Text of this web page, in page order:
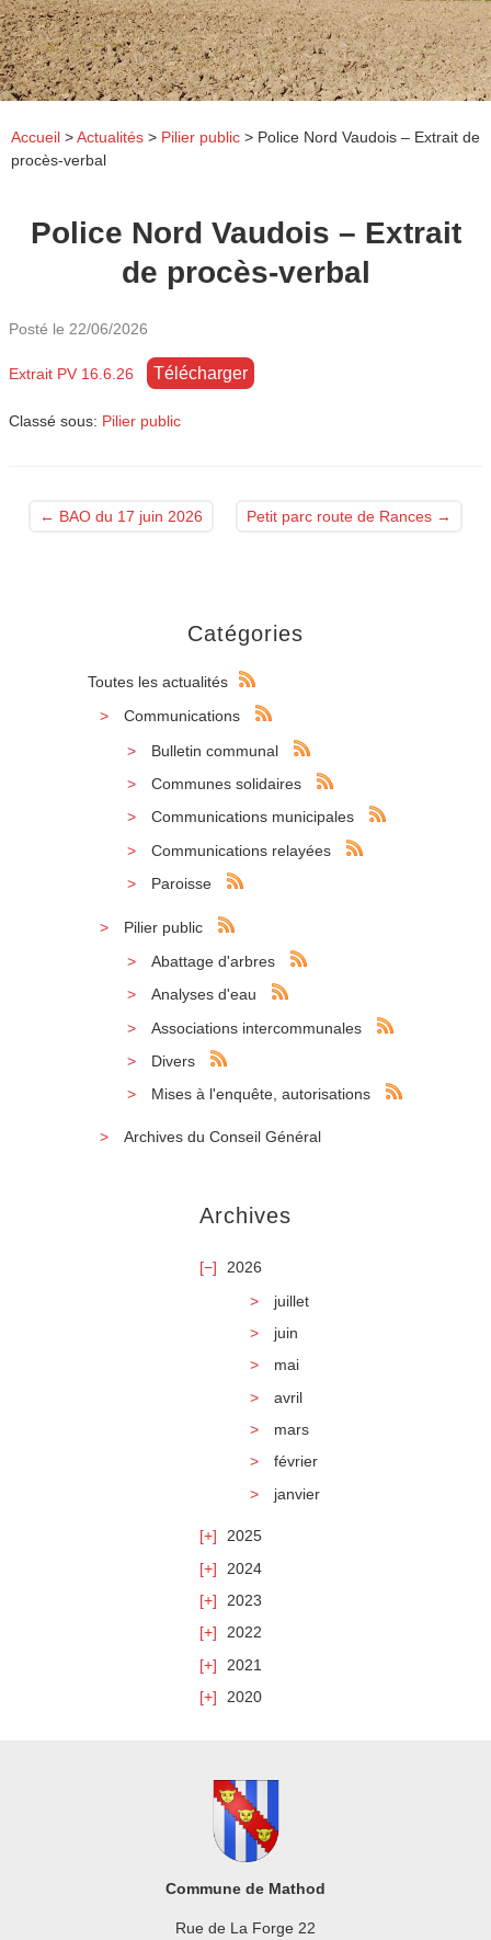
Accueil >Actualités > Pilier public > Police Nord Vaudois – Extrait de
procès-verbal
Catégories
Toutes les actualités
Communications
Bulletin communal
Communes solidaires
Communications municipales
Communications relayées
Paroisse
Pilier public
Abattage d'arbres
Analyses d'eau
Associations intercommunales
Divers
Mises à l'enquête, autorisations
Archives du Conseil Général
Police Nord Vaudois – Extrait
de procès-verbal
Posté le 22/06/2026
Extrait PV 16.6.26 Télécharger
Classé sous: Pilier public
← BAO du 17 juin 2026 Petit parc route de Rances →
Archives
2026
juillet
juin
mai
avril
mars
février
janvier
2025
2024
2023
2022
2021
2020
Commune de Mathod
Rue de La Forge 22